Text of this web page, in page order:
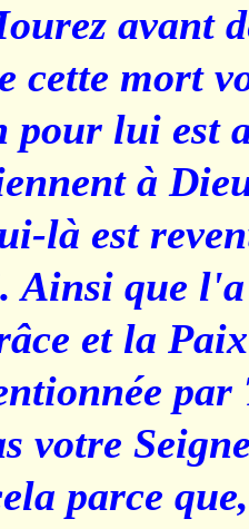
avant
cette mort
pour lui est
à
là est
Ainsi que
et la
votre
parce